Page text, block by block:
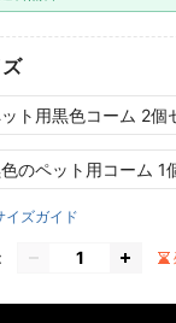
ト用黒色コーム 2個
のペット用コーム 1
イズガイド